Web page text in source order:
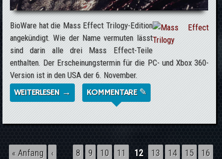
BioWare hat die Mass Effect Trilogy-Edition
angekündigt. Wie der Name vermuten lässt
sind darin alle drei Mass Effect-Teile
enthalten. Der Erscheinungstermin für die PC- und Xbox 360-
Version ist in den USA der 6. November.
WEITERLESEN → ÜBER *UPDATE* MASS EFFECT ERSCHEINT
ALS TRILOGIE-EDITION - AUCH FÜR DIE
PLAYSTATION 3
KOMMENTARE ✎
Seiten
« Anfang ‹ 8 9 10 11 12 13 14 15
16